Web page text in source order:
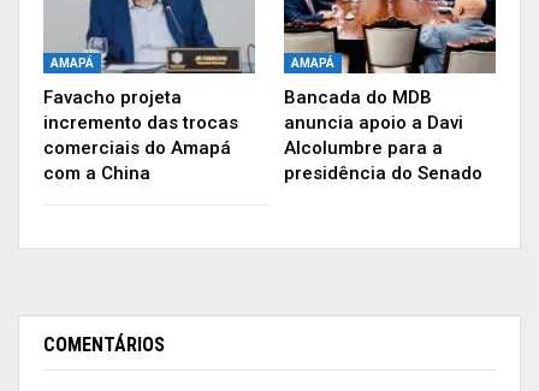
AMAPÁ
Favacho projeta
incremento das trocas
comerciais do Amapá
com a China
AMAPÁ
Bancada do MDB
anuncia apoio a Davi
Alcolumbre para a
presidência do Senado
COMENTÁRIOS